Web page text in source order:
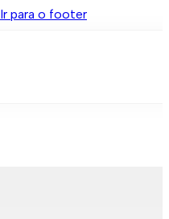
Ir para o footer